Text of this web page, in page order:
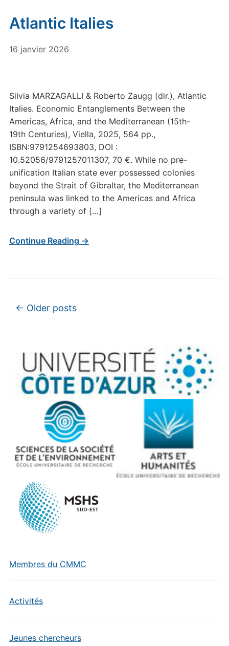
Membres du CMMC
Activités
Jeunes chercheurs
Atlantic Italies
16 janvier 2026
Silvia MARZAGALLI & Roberto Zaugg (dir.), Atlantic
Italies. Economic Entanglements Between the
Americas, Africa, and the Mediterranean (15th-
19th Centuries), Viella, 2025, 564 pp.,
ISBN:9791254693803, DOI :
10.52056/9791257011307, 70 €. While no pre-
unification Italian state ever possessed colonies
beyond the Strait of Gibraltar, the Mediterranean
peninsula was linked to the Americas and Africa
through a variety of […]
Continue Reading →
Post navigation
← Older posts